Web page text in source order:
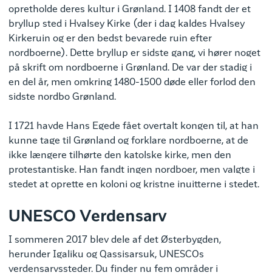
opretholde deres kultur i Grønland. I 1408 fandt der et
bryllup sted i Hvalsey Kirke (der i dag kaldes Hvalsey
Kirkeruin og er den bedst bevarede ruin efter
nordboerne). Dette bryllup er sidste gang, vi hører noget
på skrift om nordboerne i Grønland. De var der stadig i
en del år, men omkring 1480-1500 døde eller forlod den
sidste nordbo Grønland.
I 1721 havde Hans Egede fået overtalt kongen til, at han
kunne tage til Grønland og forklare nordboerne, at de
ikke længere tilhørte den katolske kirke, men den
protestantiske. Han fandt ingen nordboer, men valgte i
stedet at oprette en koloni og kristne inuitterne i stedet.
UNESCO Verdensarv
I sommeren 2017 blev dele af det Østerbygden,
herunder Igaliku og Qassisarsuk, UNESCOs
verdensarvssteder. Du finder nu fem områder i